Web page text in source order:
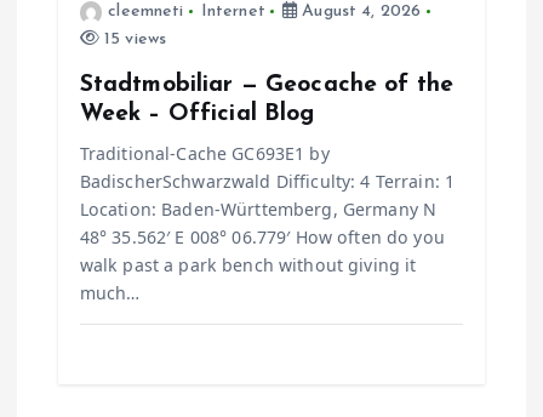
cleemneti Internet
August 4, 2026
15 views
Stadtmobiliar — Geocache of the
Week – Official Blog
Traditional-Cache GC693E1 by
BadischerSchwarzwald Difficulty: 4 Terrain: 1
Location: Baden-Württemberg, Germany N
48° 35.562′ E 008° 06.779′ How often do you
walk past a park bench without giving it
much…